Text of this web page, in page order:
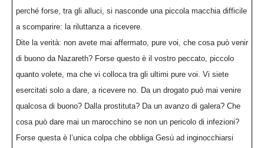
perché forse, tra gli alluci, si nasconde una piccola macchia difficile
a scomparire: la riluttanza a ricevere.
Dite la verità: non avete mai affermato, pure voi, che cosa può venir
di buono da Nazareth? Forse questo è il vostro peccato, piccolo
quanto volete, ma che vi colloca tra gli ultimi pure voi. Vi siete
esercitati solo a dare, a ricevere no. Da un drogato può mai venire
qualcosa di buono? Dalla prostituta? Da un avanzo di galera? Che
cosa può dare mai un marocchino se non un pericolo di infezioni?
Forse questa è l’unica colpa che obbliga Gesù ad inginocchiarsi